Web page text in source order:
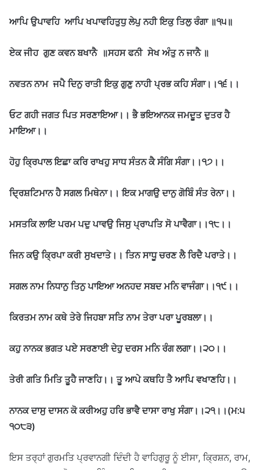
ਆਪਿ ਉਪਾਵਹਿ ਆਪਿ ਖਪਾਵਹਿਤੁਧੁ ਲੇਪੁ ਨਹੀ ਇਕੁ ਤਿਲੁ ਰੰਗਾ ॥੧੫॥
ਏਕ ਜੀਹ ਗੁਣ ਕਵਨ ਬਖਾਨੈ ॥ਸਹਸ ਫਨੀ ਸੇਖ ਅੰਤੁ ਨ ਜਾਨੈ ॥
ਨਵਤਨ ਨਾਮ ਜਪੈ ਦਿਨੁ ਰਾਤੀ ਇਕੁ ਗੁਣੁ ਨਾਹੀ ਪ੍ਰਭ ਕਹਿ ਸੰਗਾ।।੧੬।।
ਓਟ ਗਹੀ ਜਗਤ ਪਿਤ ਸਰਣਾਇਆ।। ਭੈ ਭਇਆਨਕ ਜਮਦੂਤ ਦੁਤਰ ਹੈ
ਮਾਇਆ।।
ਹੋਹੁ ਕ੍ਰਿਪਾਲ ਇਛਾ ਕਰਿ ਰਾਖਹੁ ਸਾਧ ਸੰਤਨ ਕੈ ਸੰਗਿ ਸੰਗਾ।।੧੭।।
ਦ੍ਰਿਸ਼ਟਿਮਾਨ ਹੈ ਸਗਲ ਮਿਥੇਨਾ।। ਇਕ ਮਾਗਉ ਦਾਨੁ ਗੋਬਿੰ ਸੰਤ ਰੇਨਾ।।
ਮਸਤਕਿ ਲਾਇ ਪਰਮ ਪਦੁ ਪਾਵਉ ਜਿਸੁ ਪ੍ਰਾਪਤਿ ਸੋ ਪਾਵੈਗਾ।।੧੮।।
ਜਿਨ ਕਉ ਕ੍ਰਿਪਾ ਕਰੀ ਸੁਖਦਾਤੇ।। ਤਿਨ ਸਾਧੂ ਚਰਣ ਲੈ ਰਿਦੈ ਪਰਾਤੇ।।
ਸਗਲ ਨਾਮ ਨਿਧਾਨੁ ਤਿਨੁ ਪਾਇਆ ਅਨਹਦ ਸਬਦ ਮਨਿ ਵਾਜੰਗਾ।।੧੯।।
ਕਿਰਤਮ ਨਾਮ ਕਥੇ ਤੇਰੇ ਜਿਹਬਾ ਸਤਿ ਨਾਮ ਤੇਰਾ ਪਰਾ ਪੂਰਬਲਾ।।
ਕਹੁ ਨਾਨਕ ਭਗਤ ਪਏ ਸਰਣਾਈ ਦੇਹੁ ਦਰਸ ਮਨਿ ਰੰਗ ਲਗਾ।।੨੦।।
ਤੇਰੀ ਗਤਿ ਮਿਤਿ ਤੂਹੈ ਜਾਣਹਿ।। ਤੂ ਆਪੇ ਕਥਹਿ ਤੈ ਆਪਿ ਵਖਾਣਹਿ।।
ਨਾਨਕ ਦਾਸੁ ਦਾਸਨ ਕੋ ਕਰੀਅਹੁ ਹਰਿ ਭਾਵੈ ਦਾਸਾ ਰਾਖੁ ਸੰਗਾ।।੨੧।।(ਮ:੫
੧੦੮੩)
ਇਸ ਤਰ੍ਹਾਂ ਗੁਰਮਤਿ ਪ੍ਰਵਾਨਗੀ ਦਿੰਦੀ ਹੈ ਵਾਹਿਗੁਰੂ ਨੂੰ ਈਸਾ, ਕ੍ਰਿਸ਼ਨ, ਰਾਮ,